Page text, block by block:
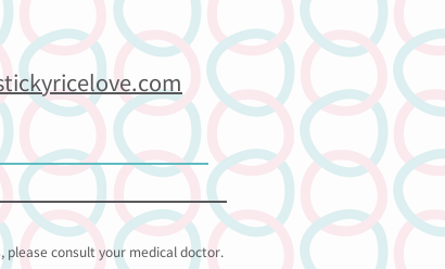
please consult your medical doctor.